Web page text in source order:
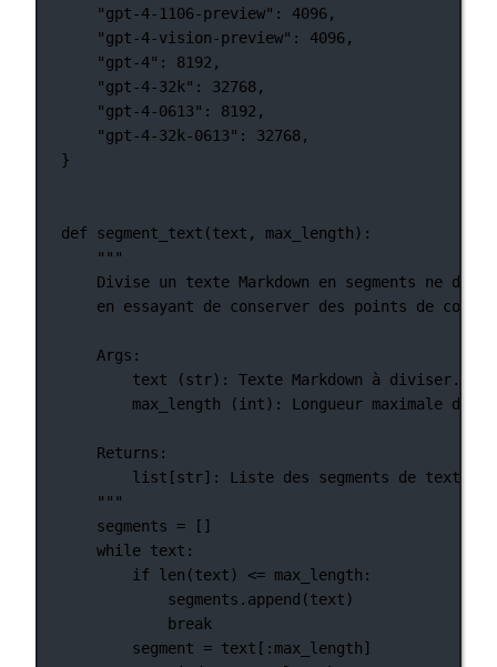
"gpt-4-1106-preview" : 4096,
"gpt-4-vision-preview" : 4096,
"gpt-4" : 8192 ,
"gpt-4-32k" : 32768,
"gpt-4-0613" : 8192 ,
"gpt-4-32k-0613" : 32768,
}
def segment_text (text, max_length):
"""
Divise un texte Markdown en segments ne
en essayant de conserver des points de
Args:
text (str): Texte Markdown à diviser.
max_length (int): Longueur maximale de
Returns:
list[str]: Liste des segments de texte
"""
segments = []
while text:
if
len (text) <= max_length:
segments.append(text)
break
segment = text[:max_length]